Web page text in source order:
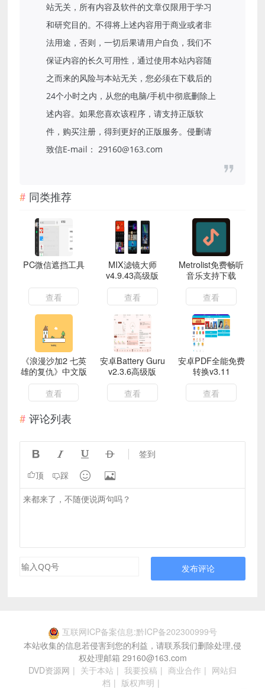
站无关，所有内容及软件的文章仅限用于学习
和研究目的。不得将上述内容用于商业或者非
法用途，否则，一切后果请用户自负，我们不
保证内容的长久可用性，通过使用本站内容随
之而来的风险与本站无关，您必须在下载后的
24个小时之内，从您的电脑/手机中彻底删除上
述内容。如果您喜欢该程序，请支持正版软
件，购买注册，得到更好的正版服务。侵删请
致信E-mail： 29160@163.com
同类推荐
PC微信遮挡工具
查看
MIX滤镜大师
v4.9.43高级版
查看
Metrolist免费畅听
音乐支持下载
查看
《浪漫沙加2 七英
雄的复仇》中文版
查看
安卓Battery Guru
v2.3.6高级版
查看
安卓PDF全能免费
转换v3.11
查看
评论列表
    签到
顶 踩  
发布评论
互联网ICP备案信息:黔ICP备202300999号
本站收集的信息若侵害到您的利益，请联系我们删除处理,侵
权处理邮箱 29160@163.com
DVD资源网 | 关于本站 | 我要投稿 | 商业合作 | 网站归
档 | 版权声明 |